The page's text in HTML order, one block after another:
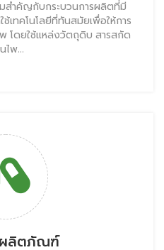
สำคัญกับกระบวนการผลิตที่มี
เทคโนโลยีที่ทันสมัยเพื่อให้การ
โดยใช้แหล่งวัตถุดิบ สารสกัด
ไพ...
ลิตภัณฑ์